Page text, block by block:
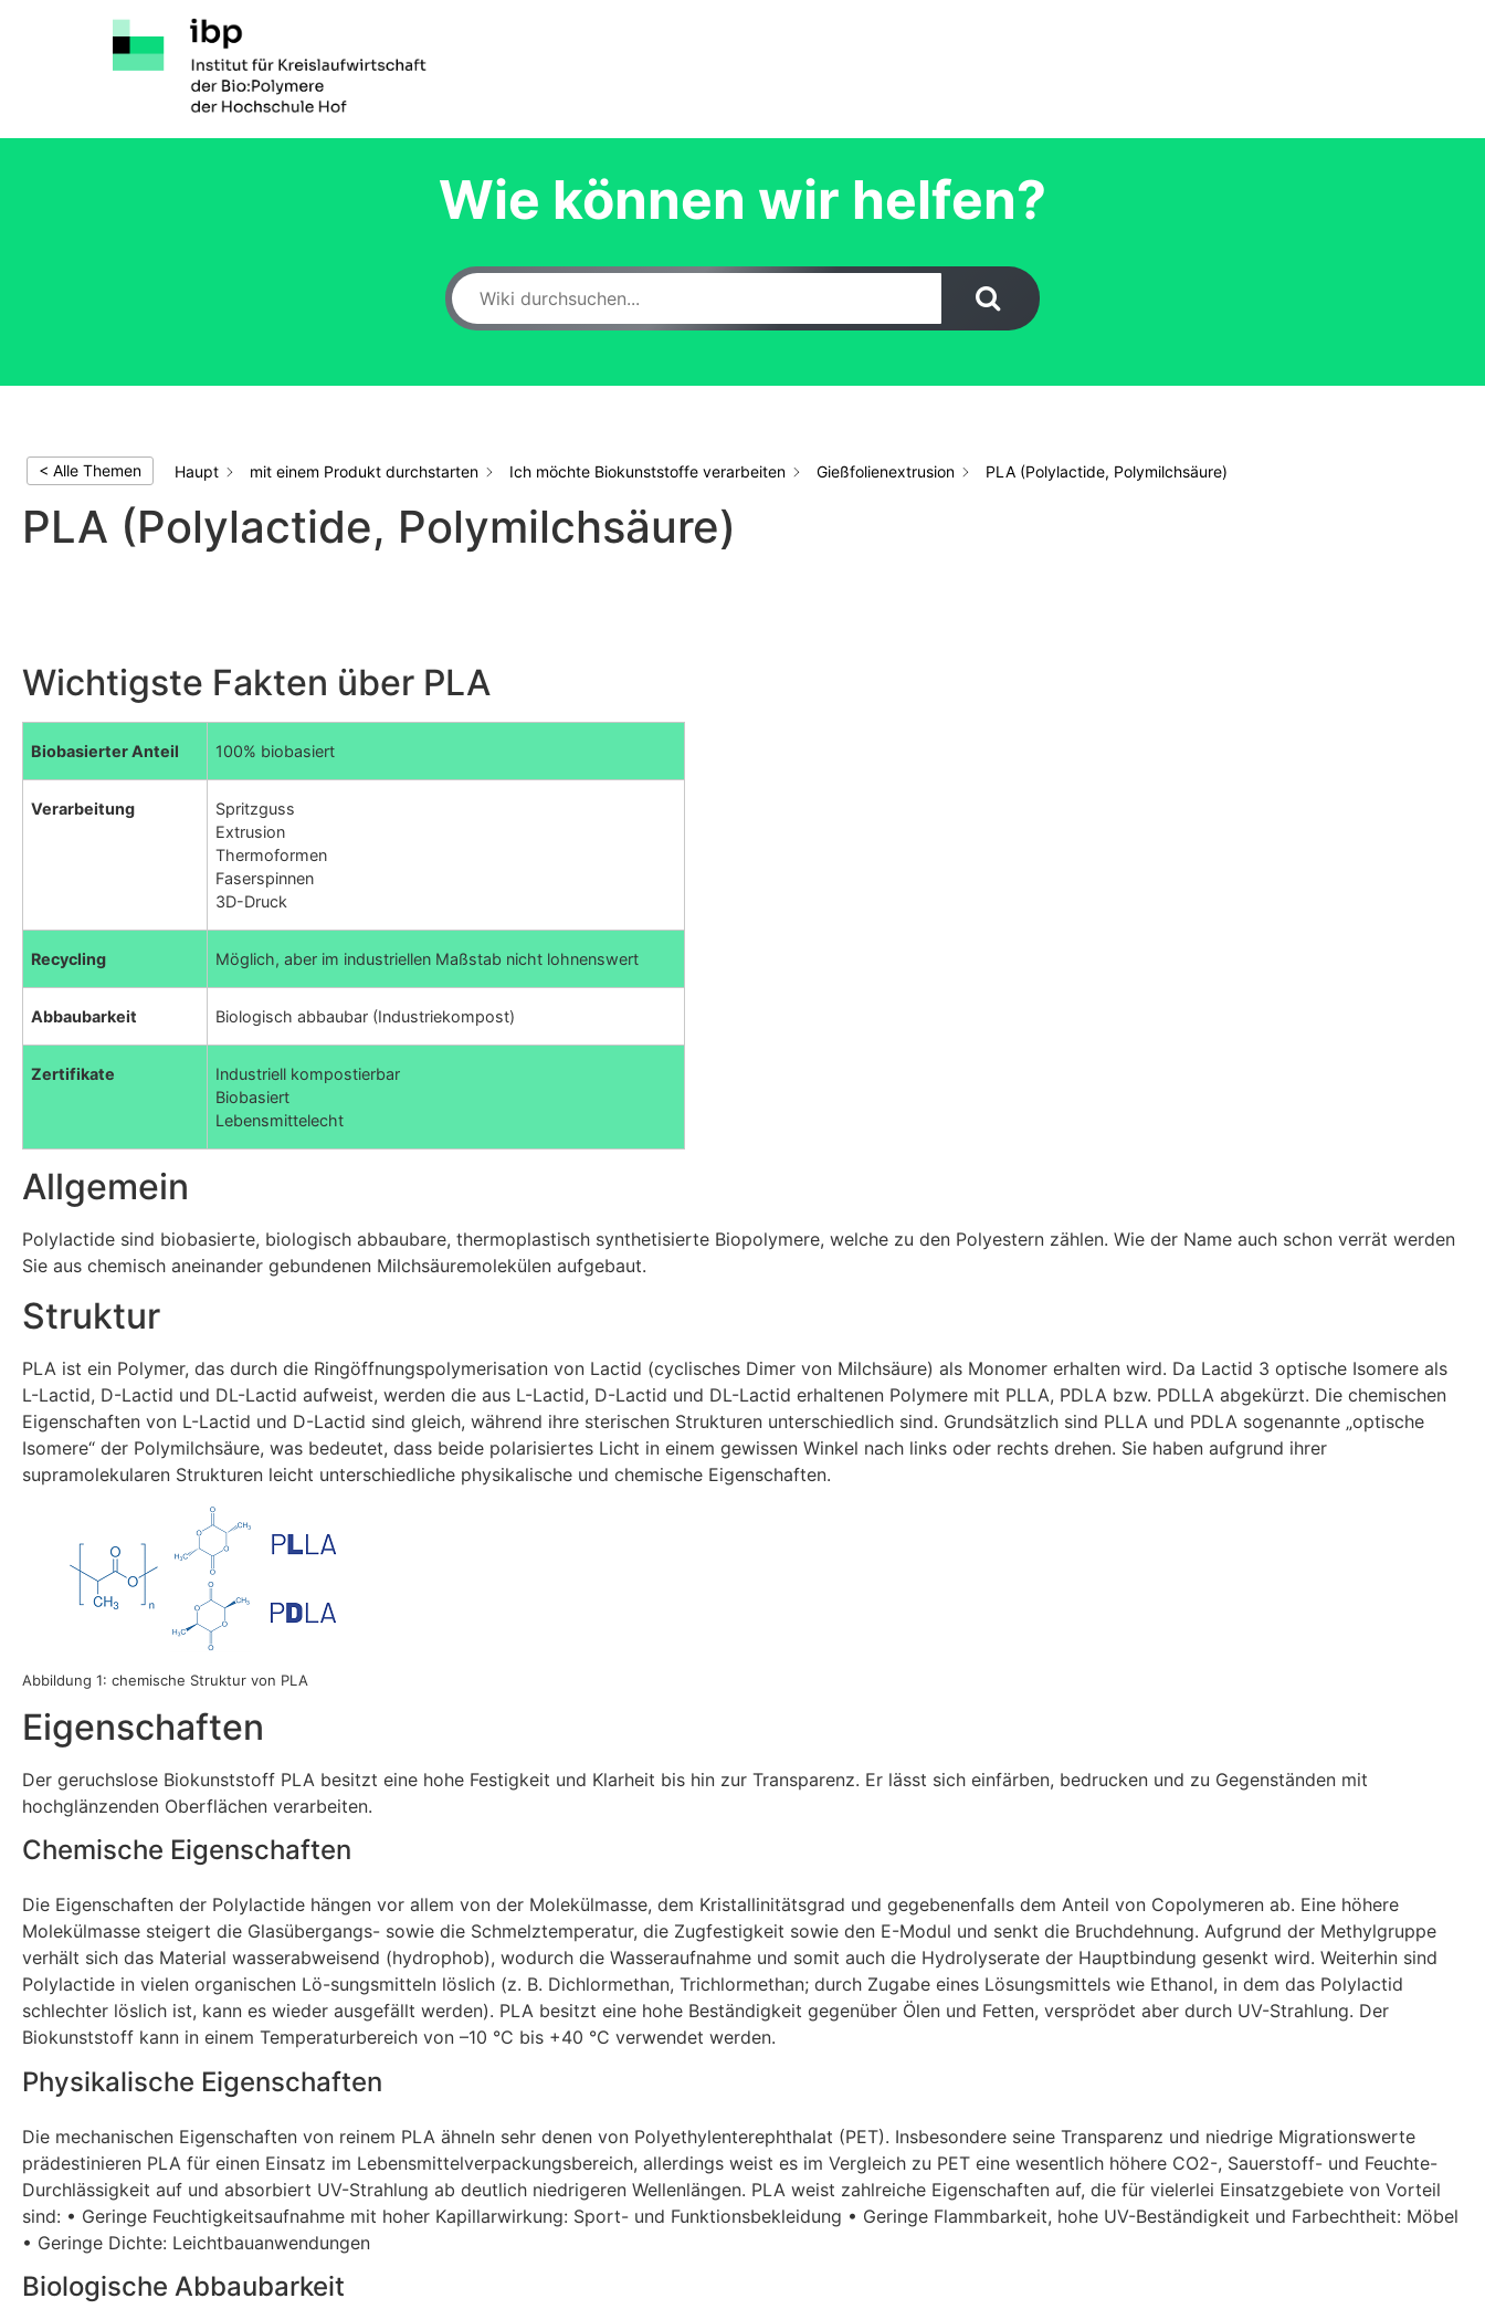
Wie können wir helfen?
< Alle Themen Haupt mit einem Produkt durchstarten Ich möchte Biokunststoffe verarbeiten Gießfolienextrusion PLA (Polylactide, Polymilchsäure)
PLA (Polylactide, Polymilchsäure)
Wichtigste Fakten über PLA
Biobasierter Anteil 100% biobasiert
Verarbeitung
Spritzguss
Extrusion
Thermoformen
Faserspinnen
3D-Druck
Recycling Möglich, aber im industriellen Maßstab nicht lohnenswert
Abbaubarkeit Biologisch abbaubar (Industriekompost)
Zertifikate
Industriell kompostierbar
Biobasiert
Lebensmittelecht
Allgemein
Polylactide sind biobasierte, biologisch abbaubare, thermoplastisch synthetisierte Biopolymere, welche zu den Polyestern zählen. Wie der Name auch schon verrät werden
Sie aus chemisch aneinander gebundenen Milchsäuremolekülen aufgebaut.
Struktur
PLA ist ein Polymer, das durch die Ringöffnungspolymerisation von Lactid (cyclisches Dimer von Milchsäure) als Monomer erhalten wird. Da Lactid 3 optische Isomere als
L-Lactid, D-Lactid und DL-Lactid aufweist, werden die aus L-Lactid, D-Lactid und DL-Lactid erhaltenen Polymere mit PLLA, PDLA bzw. PDLLA abgekürzt. Die chemischen
Eigenschaften von L-Lactid und D-Lactid sind gleich, während ihre sterischen Strukturen unterschiedlich sind. Grundsätzlich sind PLLA und PDLA sogenannte „optische
Isomere“ der Polymilchsäure, was bedeutet, dass beide polarisiertes Licht in einem gewissen Winkel nach links oder rechts drehen. Sie haben aufgrund ihrer
supramolekularen Strukturen leicht unterschiedliche physikalische und chemische Eigenschaften.
Abbildung 1: chemische Struktur von PLA
Eigenschaften
Der geruchslose Biokunststoff PLA besitzt eine hohe Festigkeit und Klarheit bis hin zur Transparenz. Er lässt sich einfärben, bedrucken und zu Gegenständen mit
hochglänzenden Oberflächen verarbeiten.
Chemische Eigenschaften
Die Eigenschaften der Polylactide hängen vor allem von der Molekülmasse, dem Kristallinitätsgrad und gegebenenfalls dem Anteil von Copolymeren ab. Eine höhere
Molekülmasse steigert die Glasübergangs- sowie die Schmelztemperatur, die Zugfestigkeit sowie den E-Modul und senkt die Bruchdehnung. Aufgrund der Methylgruppe
verhält sich das Material wasserabweisend (hydrophob), wodurch die Wasseraufnahme und somit auch die Hydrolyserate der Hauptbindung gesenkt wird. Weiterhin sind
Polylactide in vielen organischen Lö-sungsmitteln löslich (z. B. Dichlormethan, Trichlormethan; durch Zugabe eines Lösungsmittels wie Ethanol, in dem das Polylactid
schlechter löslich ist, kann es wieder ausgefällt werden). PLA besitzt eine hohe Beständigkeit gegenüber Ölen und Fetten, versprödet aber durch UV-Strahlung. Der
Biokunststoff kann in einem Temperaturbereich von –10 °C bis +40 °C verwendet werden.
Physikalische Eigenschaften
Die mechanischen Eigenschaften von reinem PLA ähneln sehr denen von Polyethylenterephthalat (PET). Insbesondere seine Transparenz und niedrige Migrationswerte
prädestinieren PLA für einen Einsatz im Lebensmittelverpackungsbereich, allerdings weist es im Vergleich zu PET eine wesentlich höhere CO2-, Sauerstoff- und Feuchte-
Durchlässigkeit auf und absorbiert UV-Strahlung ab deutlich niedrigeren Wellenlängen. PLA weist zahlreiche Eigenschaften auf, die für vielerlei Einsatzgebiete von Vorteil
sind: • Geringe Feuchtigkeitsaufnahme mit hoher Kapillarwirkung: Sport- und Funktionsbekleidung • Geringe Flammbarkeit, hohe UV-Beständigkeit und Farbechtheit: Möbel
• Geringe Dichte: Leichtbauanwendungen
Biologische Abbaubarkeit